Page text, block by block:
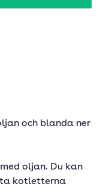
och blanda ner
oljan. Du kan
kotletterna